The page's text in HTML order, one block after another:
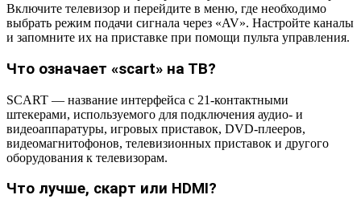
Включите телевизор и перейдите в меню, где необходимо
выбрать режим подачи сигнала через «AV». Настройте каналы
и запомните их на приставке при помощи пульта управления.
Что означает «scart» на ТВ?
SCART — название интерфейса с 21-контактными
штекерами, используемого для подключения аудио- и
видеоаппаратуры, игровых приставок, DVD-плееров,
видеомагнитофонов, телевизионных приставок и другого
оборудования к телевизорам.
Что лучше, скарт или HDMI?